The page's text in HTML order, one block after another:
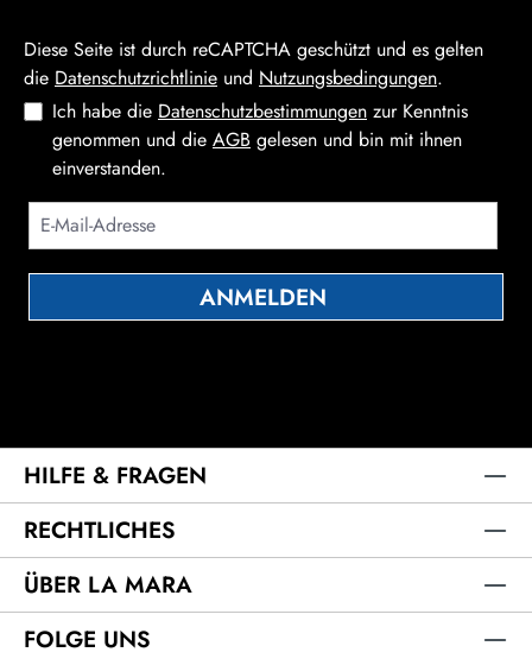
Diese Seite ist durch reCAPTCHA geschützt und es gelten
die Datenschutzrichtlinie und Nutzungsbedingungen.
Ich habe die Datenschutzbestimmungen zur Kenntnis
genommen und die AGB gelesen und bin mit ihnen
einverstanden.
ANMELDEN
HILFE & FRAGEN
RECHTLICHES
ÜBER LA MARA
FOLGE UNS